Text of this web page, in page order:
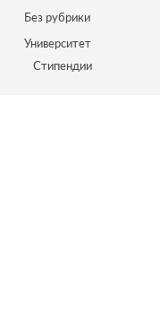
Без рубрики
Университет
Стипендии